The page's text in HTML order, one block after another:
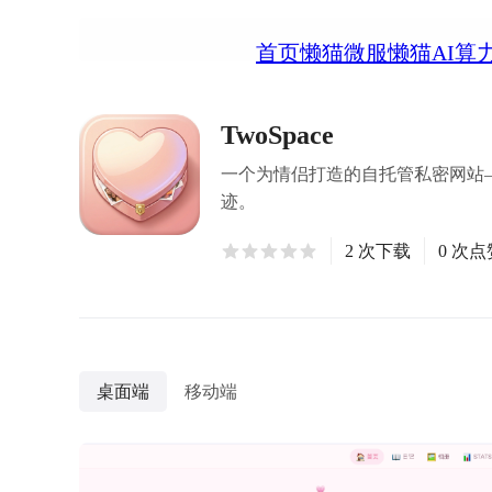
首页懒猫微服懒猫AI算
TwoSpace
一个为情侣打造的自托管私密网
迹。
2 次下载 0 次点
桌面端 移动端